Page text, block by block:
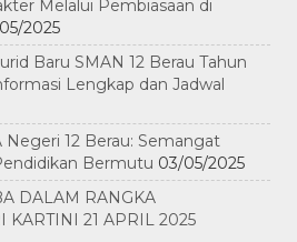
Melalui Pembiasaan di
2025
Baru SMAN 12 Berau Tahun
Lengkap dan Jadwal
Negeri 12 Berau: Semangat
Bermutu 03/05/2025
DALAM RANGKA
KARTINI 21 APRIL 2025